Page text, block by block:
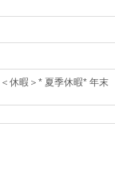
休暇＞* 夏季休暇* 年末